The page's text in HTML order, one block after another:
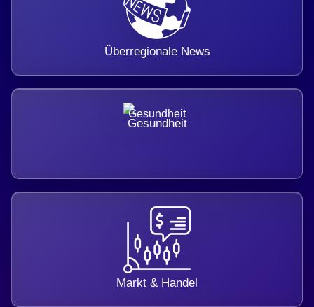
Überregionale News
Gesundheit
Markt & Handel